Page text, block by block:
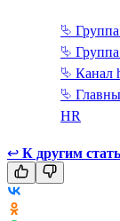
⮱
⮱
⮱ Канал
⮱
HR
↩ К другим